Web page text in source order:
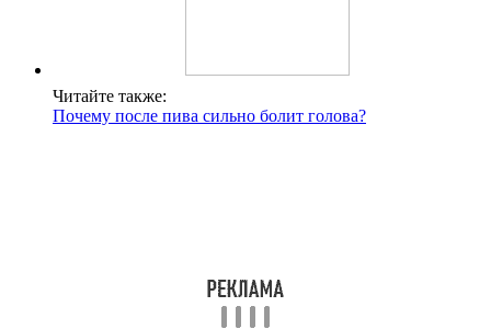
Читайте также:
Почему после пива сильно болит голова?